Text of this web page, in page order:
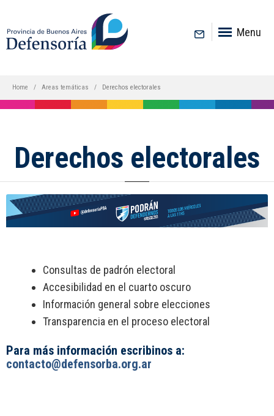
Menu
Home Areas temáticas Derechos electorales
Derechos electorales
Consultas de padrón electoral
Accesibilidad en el cuarto oscuro
Información general sobre elecciones
Transparencia en el proceso electoral
Para más información escribinos a:
contacto@defensorba.org.ar